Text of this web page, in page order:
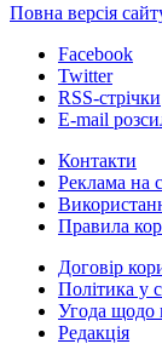
Повна версія
Facebook
Twitter
RSS-стрічки
E-mail
Контакти
Реклама на
Правила
Договір
Політика у
Угода щодо
Редакція